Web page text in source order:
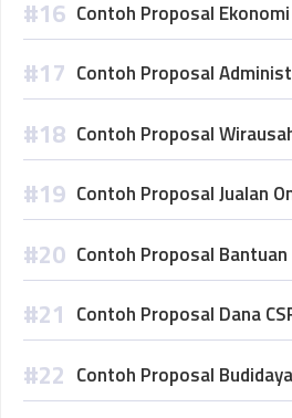
Contoh Proposal
Contoh Proposal
Contoh Proposal
Contoh Proposal Jualan
Contoh Proposal
Contoh Proposal Dana
Contoh Proposal